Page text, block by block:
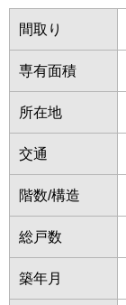
間取り
専有面積
所在地
交通
階数/構造
総戸数
築年月